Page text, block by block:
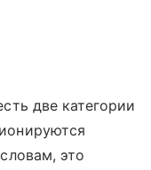
две категории
это